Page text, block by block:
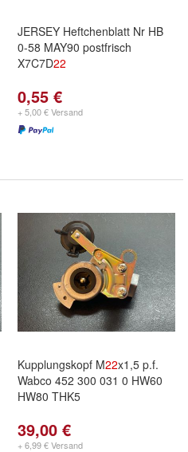
JERSEY Heftchenblatt Nr HB
0-58 MAY90 postfrisch
X7C7D22
0,55 €
+ 5,00 € Versand
Kupplungskopf M22x1,5 p.f.
Wabco 452 300 031 0 HW60
HW80 THK5
39,00 €
+ 6,99 € Versand